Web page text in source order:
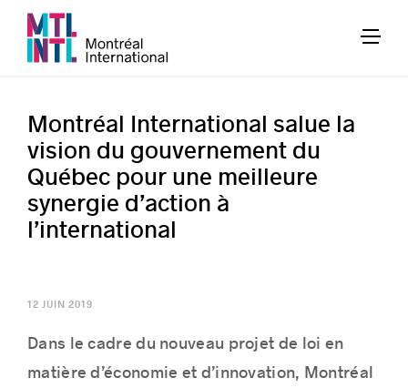
Montréal International salue la
vision du gouvernement du
Québec pour une meilleure
synergie d’action à
l’international
12 JUIN 2019
Dans le cadre du nouveau projet de loi en
matière d’économie et d’innovation, Montréal